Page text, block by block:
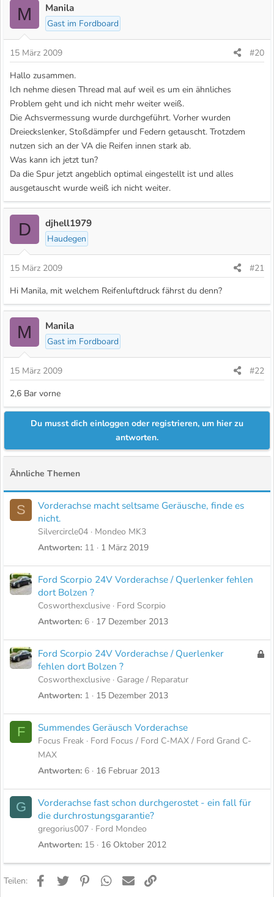
M Manila
Gast im Fordboard
15 März 2009
#20
Hallo zusammen.
Ich nehme diesen Thread mal auf weil es um ein ähnliches
Problem geht und ich nicht mehr weiter weiß.
Die Achsvermessung wurde durchgeführt. Vorher wurden
Dreieckslenker, Stoßdämpfer und Federn getauscht. Trotzdem
nutzen sich an der VA die Reifen innen stark ab.
Was kann ich jetzt tun?
Da die Spur jetzt angeblich optimal eingestellt ist und alles
ausgetauscht wurde weiß ich nicht weiter.
D djhell1979
Haudegen
15 März 2009
#21
Hi Manila, mit welchem Reifenluftdruck fährst du denn?
M Manila
Gast im Fordboard
15 März 2009
#22
2,6 Bar vorne
Du musst dich einloggen oder registrieren, um hier zu
antworten.
Ähnliche Themen
S
Vorderachse macht seltsame Geräusche, finde es
nicht.
Silvercircle04
Mondeo MK3
Antworten 11 1 März 2019
Ford Scorpio 24V Vorderachse / Querlenker fehlen
dort Bolzen ?
Cosworthexclusive
Ford Scorpio
Antworten 6 17 Dezember 2013
G
Ford Scorpio 24V Vorderachse / Querlenker
fehlen dort Bolzen ?
Cosworthexclusive
Garage / Reparatur
Antworten 1 15 Dezember 2013
F Summendes Geräusch Vorderachse
Focus Freak
Ford Focus / Ford C-MAX / Ford Grand C-
MAX
Antworten 6 16 Februar 2013
G
Vorderachse fast schon durchgerostet - ein fall für
die durchrostungsgarantie?
gregorius007
Ford Mondeo
Antworten 15 16 Oktober 2012
Teilen: FacebookTwitter PinterestWhatsApp
E-Mail